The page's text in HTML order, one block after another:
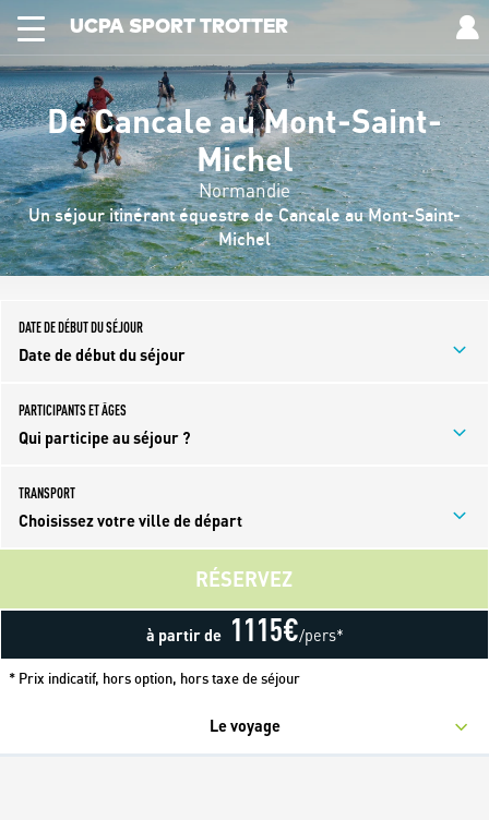
UCPA SPORT TROTTER
De Cancale au Mont-Saint-
Michel
Normandie
Un séjour itinérant équestre de Cancale au Mont-Saint-
Michel
DATE DE DÉBUT DU SÉJOUR
Date de début du séjour
PARTICIPANTS ET ÂGES
Qui participe au séjour ?
TRANSPORT
Choisissez votre ville de départ
à partir de 1115€/pers*
RÉSERVEZ
* Prix indicatif, hors option, hors taxe de séjour
Le voyage